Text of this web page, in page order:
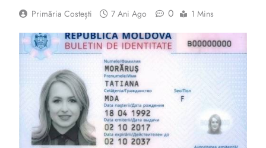
Primăria Costești 7 Ani Ago 0 1 Mins